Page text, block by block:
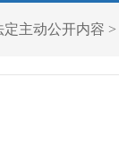
定主动公开内容 >